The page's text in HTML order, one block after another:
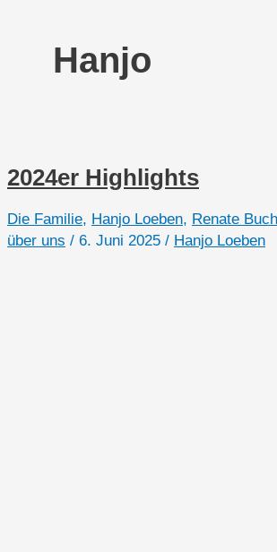
Hanjo
2024er Highlights
Die Familie, Hanjo Loeben, Renate
über uns / 6. Juni 2025 / Hanjo Loeben